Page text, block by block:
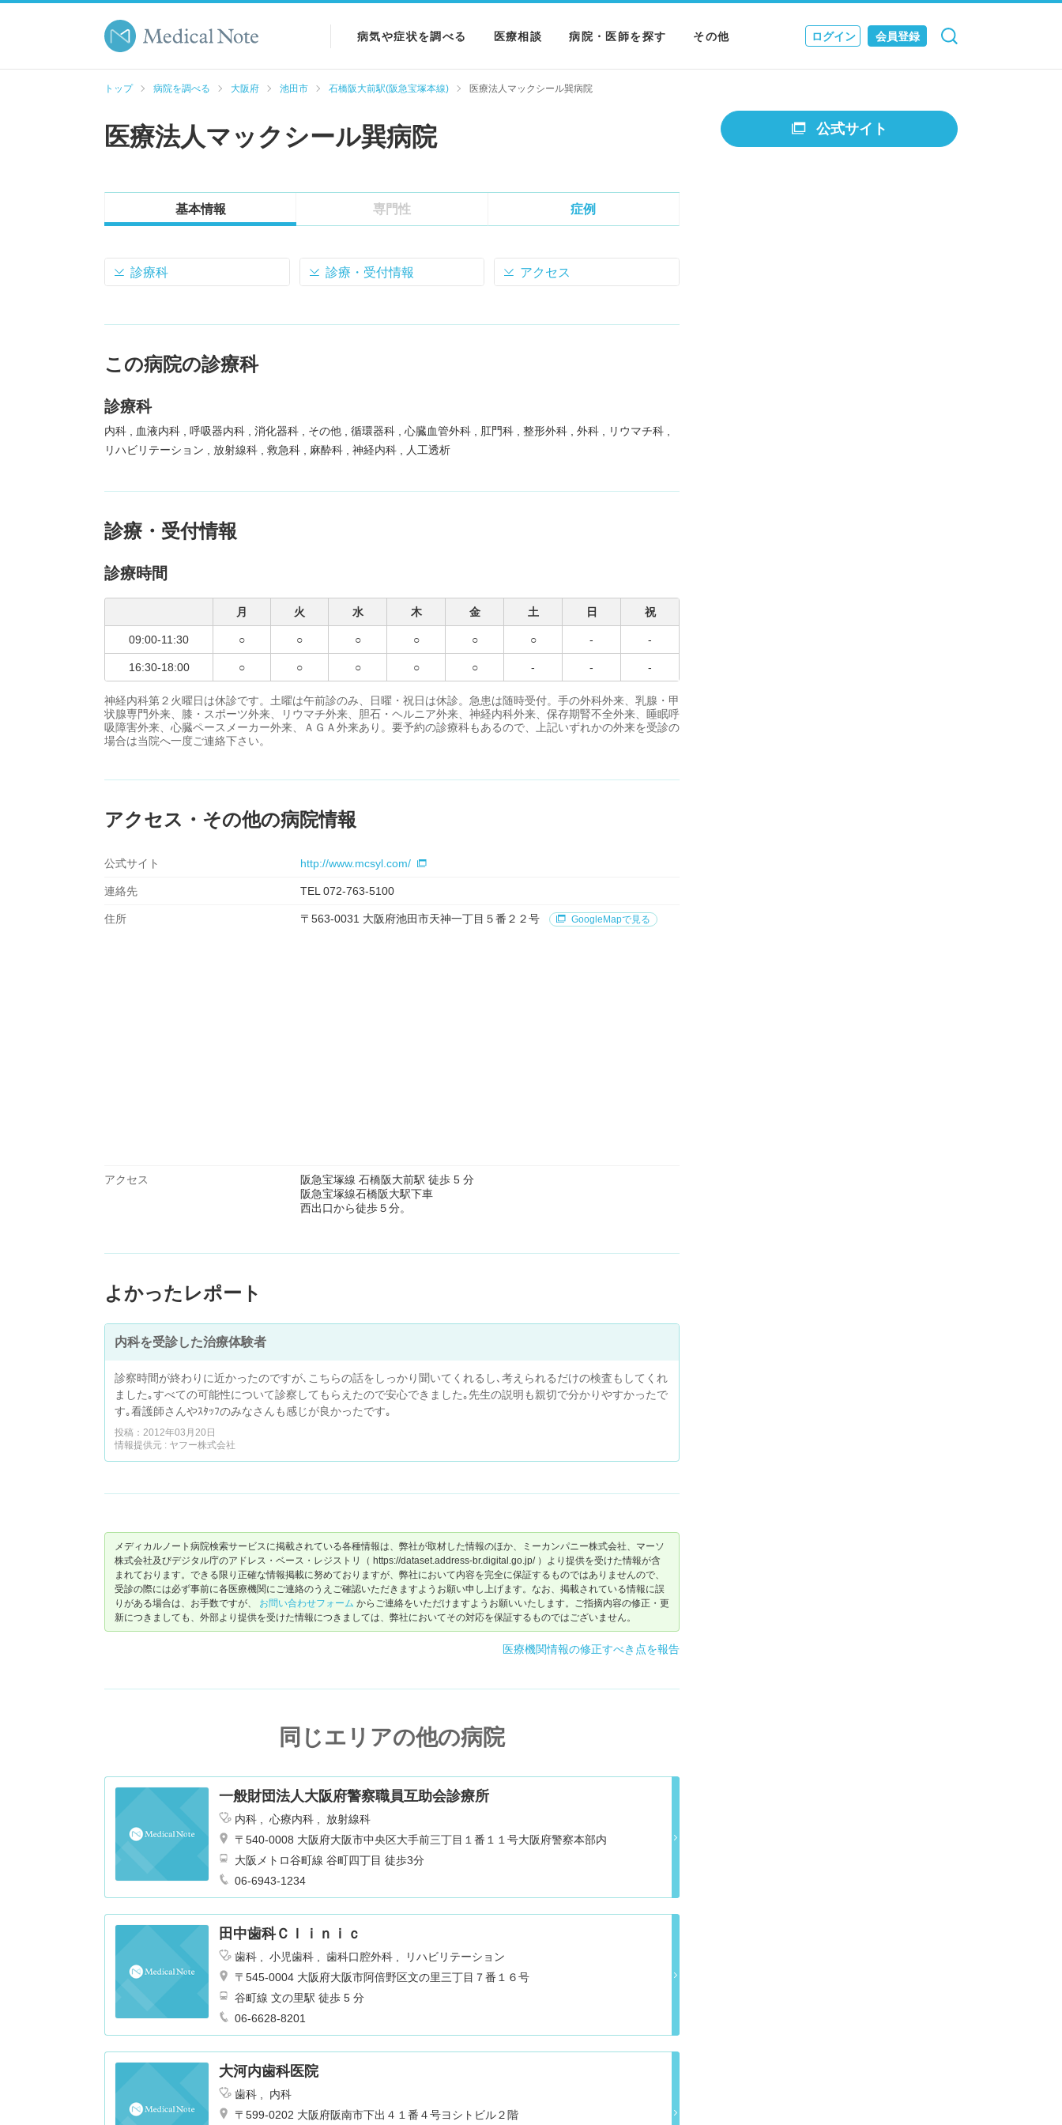
病気や症状を調べる 医療相談 病院・医師を探す その他
NEWS & JOURNAL
ログイン 会員登録
検索 キャンセル
トップ 病院を調べる 大阪府 池田市 石橋阪大前駅(阪急宝塚本線) 医療法人マックシール巽病院
医療法人マックシール巽病院
基本情報 専門性 症例
診療科 診療・受付情報 アクセス
この病院の診療科
診療科
内科 血液内科 呼吸器内科 消化器科 その他 循環器科 心臓血管外科 肛門科 整形外科 外科
リウマチ科
リハビリテーション
放射線科 救急科 麻酔科 神経内科 人工透析
診療・受付情報
診療時間
月 火 水 木 金 土 日 祝
09:00-11:30 ○ ○ ○ ○ ○ ○ - -
16:30-18:00 ○ ○ ○ ○ ○ - - -
神経内科第２火曜日は休診です。土曜は午前診のみ、日曜・祝日は休診。急患は随時受付。手の外科外来、乳腺・甲
状腺専門外来、膝・スポーツ外来、リウマチ外来、胆石・ヘルニア外来、神経内科外来、保存期腎不全外来、睡眠呼
吸障害外来、心臓ペースメーカー外来、ＡＧＡ外来あり。要予約の診療科もあるので、上記いずれかの外来を受診の
場合は当院へ一度ご連絡下さい。
アクセス・その他の病院情報
公式サイト http://www.mcsyl.com/
連絡先 TEL 072-763-5100
住所 〒563-0031 大阪府池田市天神一丁目５番２２号 GoogleMapで見る
アクセス
阪急宝塚線 石橋阪大前駅 徒歩 5 分
阪急宝塚線石橋阪大駅下車
西出口から徒歩５分。
よかったレポート
内科を受診した治療体験者
診察時間が終わりに近かったのですが､こちらの話をしっかり聞いてくれるし､考えられるだけの検査もしてくれ
ました｡すべての可能性について診察してもらえたので安心できました｡先生の説明も親切で分かりやすかったで
す｡看護師さんやｽﾀｯﾌのみなさんも感じが良かったです｡
投稿：2012年03月20日
情報提供元 : ヤフー株式会社
メディカルノート病院検索サービスに掲載されている各種情報は、弊社が取材した情報のほか、ミーカンパニー株式会社、マーソ
株式会社及びデジタル庁のアドレス・ベース・レジストリ（ https://dataset.address-br.digital.go.jp/ ）より提供を受けた情報が含
まれております。できる限り正確な情報掲載に努めておりますが、弊社において内容を完全に保証するものではありませんので、
受診の際には必ず事前に各医療機関にご連絡のうえご確認いただきますようお願い申し上げます。なお、掲載されている情報に誤
りがある場合は、お手数ですが、 お問い合わせフォーム からご連絡をいただけますようお願いいたします。ご指摘内容の修正・更
新につきましても、外部より提供を受けた情報につきましては、弊社においてその対応を保証するものではございません。
医療機関情報の修正すべき点を報告
同じエリアの他の病院
一般財団法人大阪府警察職員互助会診療所
内科 心療内科
放射線科
〒540-0008 大阪府大阪市中央区大手前三丁目１番１１号大阪府警察本部内
大阪メトロ谷町線 谷町四丁目 徒歩3分
06-6943-1234
田中歯科Ｃｌｉｎｉｃ
歯科 小児歯科 歯科口腔外科
リハビリテーション
〒545-0004 大阪府大阪市阿倍野区文の里三丁目７番１６号
谷町線 文の里駅 徒歩 5 分
06-6628-8201
大河内歯科医院
歯科
内科
〒599-0202 大阪府阪南市下出４１番４号ヨシトビル２階
公式サイト